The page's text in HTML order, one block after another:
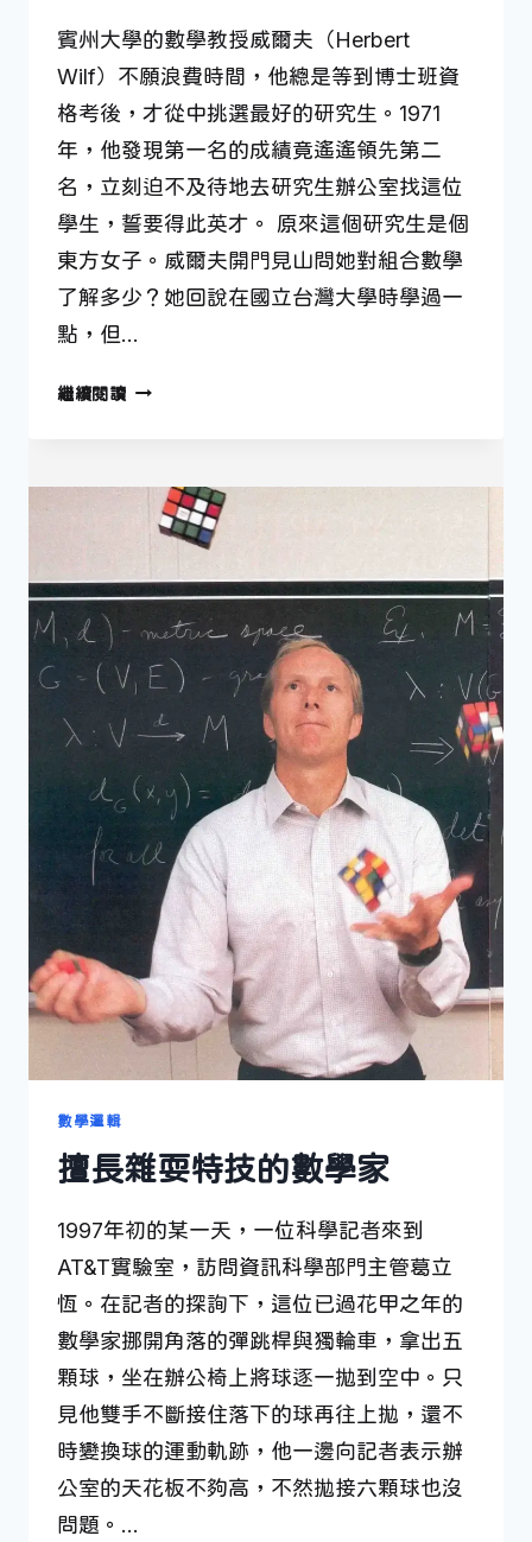
賓州大學的數學教授威爾夫（Herbert
Wilf）不願浪費時間，他總是等到博士班資
格考後，才從中挑選最好的研究生。1971
年，他發現第一名的成績竟遙遙領先第二
名，立刻迫不及待地去研究生辦公室找這位
學生，誓要得此英才。 原來這個研究生是個
東方女子。威爾夫開門見山問她對組合數學
了解多少？她回說在國立台灣大學時學過一
點，但…
繼續閱讀洞
實
路
的
人
數學邏輯
擅長雜耍特技的數學家
1997年初的某一天，一位科學記者來到
AT&T實驗室，訪問資訊科學部門主管葛立
恆。在記者的探詢下，這位已過花甲之年的
數學家挪開角落的彈跳桿與獨輪車，拿出五
顆球，坐在辦公椅上將球逐一拋到空中。只
見他雙手不斷接住落下的球再往上拋，還不
時變換球的運動軌跡，他一邊向記者表示辦
公室的天花板不夠高，不然拋接六顆球也沒
問題。…